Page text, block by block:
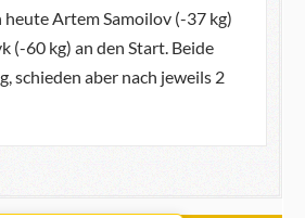
Artem Samoilov (-37 kg)
(-60 kg) an den Start. Beide
schieden aber nach jeweils 2